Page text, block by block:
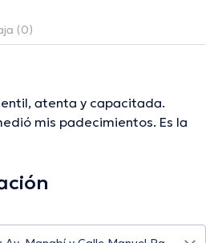
(0)
atenta y capacitada.
mis padecimientos. Es la